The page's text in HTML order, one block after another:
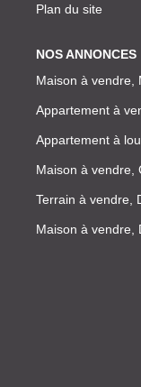
Plan du site
NOS ANNONCES
Maison à vendre,
Appartement à
Appartement à
Maison à vendre,
Terrain à vendre,
Maison à vendre,